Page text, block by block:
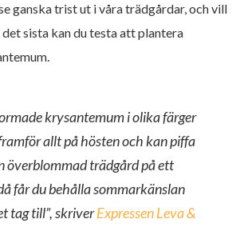
ganska trist ut i våra trädgårdar, och vill
sista kan du testa att plantera
krysantemum i olika färger
allt på hösten och kan piffa
överblommad trädgård på ett
får du behålla sommarkänslan
tag till”,skriverExpressen Leva &